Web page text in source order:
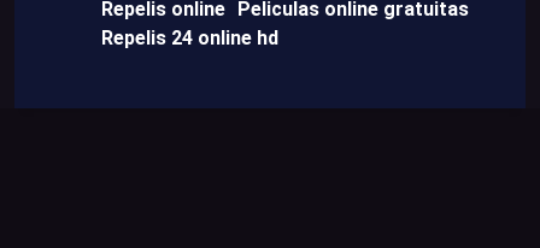
Repelis online Peliculas online gratuitas
Repelis 24 online hd